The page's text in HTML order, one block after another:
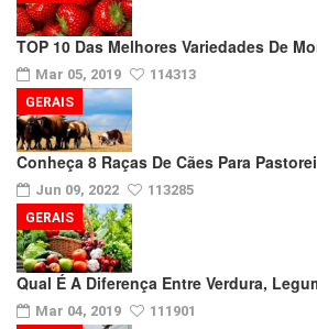
TOP 10 Das Melhores Variedades De
Mar 05, 2019 114313
Conheça 8 Raças De Cães Para
Jun 09, 2022 113285
GERAIS
Qual É A Diferença Entre Verdura,
Mar 04, 2019 111901
GERAIS